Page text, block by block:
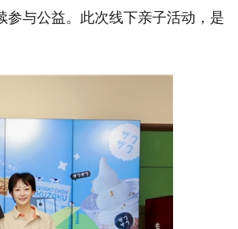
参与公益。此次线下亲子活动，是